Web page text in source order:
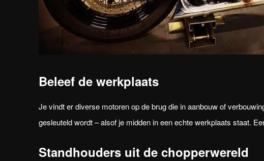
Beleef de werkplaats
Je vindt er diverse motoren op de brug die in aanbouw of
gesleuteld wordt – alsof je midden in een echte werkplaats staat.
Standhouders uit de chopperwereld